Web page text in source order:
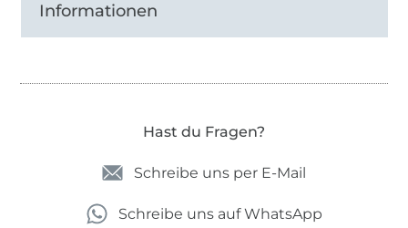
Informationen
Hast du Fragen?
Schreibe uns per E-Mail
Schreibe uns auf WhatsApp